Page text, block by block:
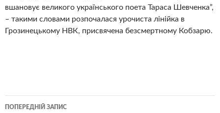
вшановує великого українського поета Тараса Шевченка”,
– такими словами розпочалася урочиста лінійка в
Грозинецькому НВК, присвячена безсмертному Кобзарю.
Навігація
ПОПЕРЕДНІЙ ЗАПИС